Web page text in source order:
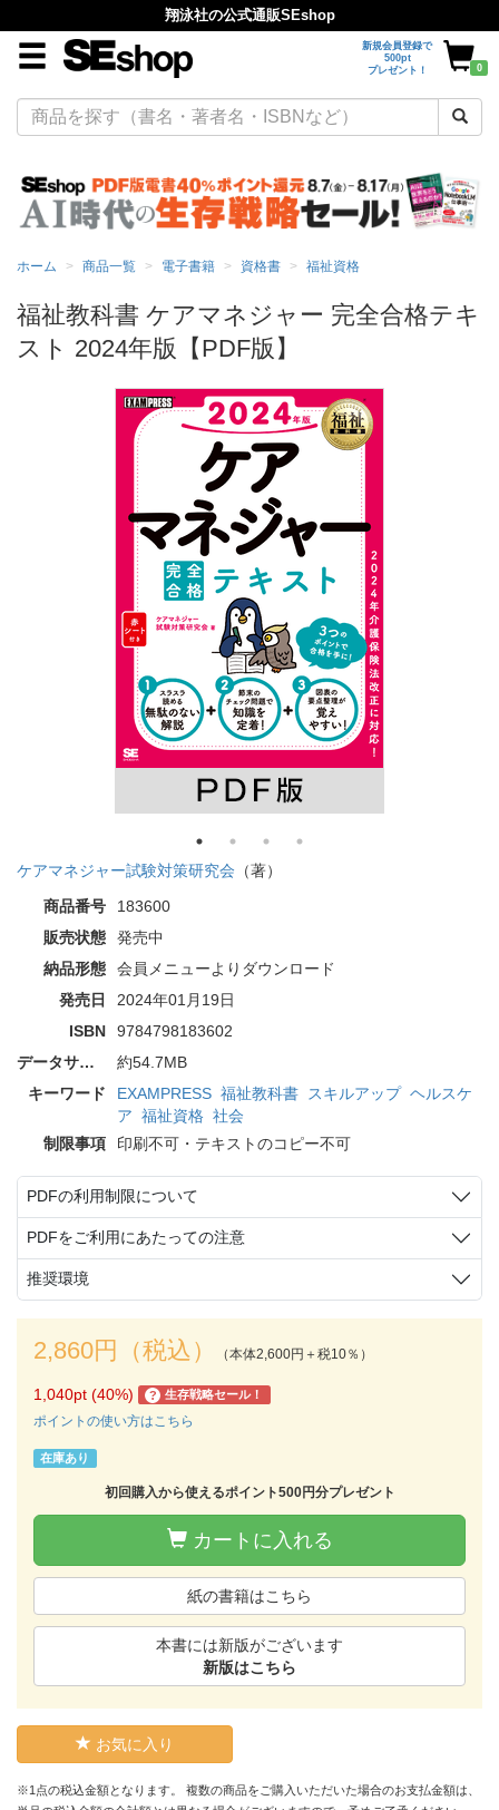
翔泳社の公式通販SEshop
新規会員登録で
500pt
プレゼント！
0
ホーム 商品一覧 電子書籍 資格書 福祉資格
福祉教科書 ケアマネジャー 完全合格テキ
スト 2024年版【PDF版】
ケアマネジャー試験対策研究会 （著）
商品番号
183600
販売状態
発売中
納品形態
会員メニューよりダウンロード
発売日
2024年01月19日
ISBN
9784798183602
データサイズ
約54.7MB
キーワード
EXAMPRESS 福祉教科書 スキルアップ ヘルスケ
ア 福祉資格 社会
制限事項
印刷不可・テキストのコピー不可
PDFの利用制限について
PDFをご利用にあたっての注意
推奨環境
2,860円（税込） （本体2,600円＋税10％）
1,040pt (40%) ? 生存戦略セール！
ポイントの使い方はこちら
在庫あり
初回購入から使えるポイント500円分プレゼント
カートに入れる
紙の書籍はこちら
本書には新版がございます
新版はこちら
お気に入り
※1点の税込金額となります。 複数の商品をご購入いただいた場合のお支払金額は、